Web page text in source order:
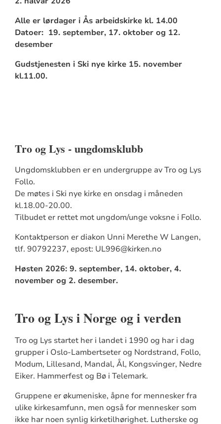
Alle er lørdager i Ås arbeidskirke kl. 14.00
Datoer: 19. september, 17. oktober og 12.
desember
Gudstjenesten i Ski nye kirke 15. november
kl.11.00.
Tro og Lys - ungdomsklubb
Ungdomsklubben er en undergruppe av Tro og Lys
Follo.
De møtes i Ski nye kirke en onsdag i måneden
kl.18.00-20.00.
Tilbudet er rettet mot ungdom/unge voksne i Follo.
Kontaktperson er diakon Unni Merethe W Langen,
tlf. 90792237, epost: UL996@kirken.no
Høsten 2026: 9. september, 14. oktober, 4.
november og 2. desember.
Tro og Lys i Norge og i verden
Tro og Lys startet her i landet i 1990 og har i dag
grupper i Oslo-Lambertseter og Nordstrand, Follo,
Modum, Lillesand, Mandal, Ål, Kongsvinger, Nedre
Eiker. Hammerfest og Bø i Telemark.
Gruppene er økumeniske, åpne for mennesker fra
ulike kirkesamfunn, men også for mennesker som
ikke har noen synlig kirketilhørighet. Lutherske og